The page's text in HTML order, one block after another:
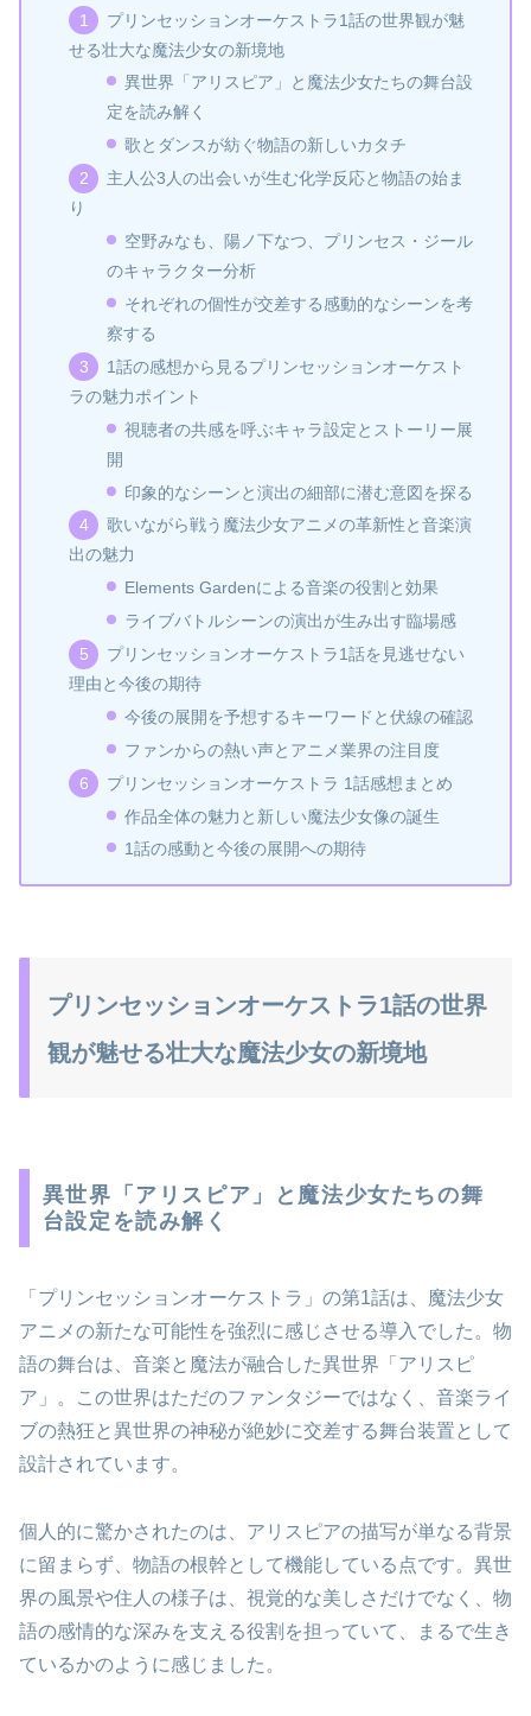
プリンセッションオーケストラ1話の世界観が魅
せる壮大な魔法少女の新境地
異世界「アリスピア」と魔法少女たちの舞台設
定を読み解く
歌とダンスが紡ぐ物語の新しいカタチ
主人公3人の出会いが生む化学反応と物語の始ま
り
空野みなも、陽ノ下なつ、プリンセス・ジール
のキャラクター分析
それぞれの個性が交差する感動的なシーンを考
察する
1話の感想から見るプリンセッションオーケスト
ラの魅力ポイント
視聴者の共感を呼ぶキャラ設定とストーリー展
開
印象的なシーンと演出の細部に潜む意図を探る
歌いながら戦う魔法少女アニメの革新性と音楽演
出の魅力
Elements Gardenによる音楽の役割と効果
ライブバトルシーンの演出が生み出す臨場感
プリンセッションオーケストラ1話を見逃せない
理由と今後の期待
今後の展開を予想するキーワードと伏線の確認
ファンからの熱い声とアニメ業界の注目度
プリンセッションオーケストラ 1話感想まとめ
作品全体の魅力と新しい魔法少女像の誕生
1話の感動と今後の展開への期待
プリンセッションオーケストラ1話の世界
観が魅せる壮大な魔法少女の新境地
異世界「アリスピア」と魔法少女たちの舞
台設定を読み解く
「プリンセッションオーケストラ」の第1話は、魔法少女
アニメの新たな可能性を強烈に感じさせる導入でした。物
語の舞台は、音楽と魔法が融合した異世界「アリスピ
ア」。この世界はただのファンタジーではなく、音楽ライ
ブの熱狂と異世界の神秘が絶妙に交差する舞台装置として
設計されています。
個人的に驚かされたのは、アリスピアの描写が単なる背景
に留まらず、物語の根幹として機能している点です。異世
界の風景や住人の様子は、視覚的な美しさだけでなく、物
語の感情的な深みを支える役割を担っていて、まるで生き
ているかのように感じました。